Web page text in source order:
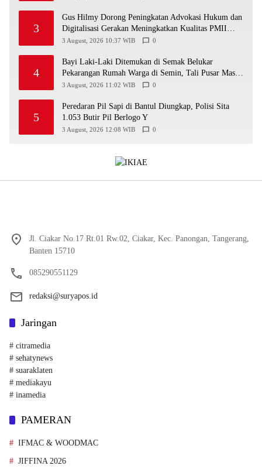
3
Gus Hilmy Dorong Peningkatan Advokasi Hukum dan
Digitalisasi Gerakan Meningkatkan Kualitas PMII
DIY
3 August, 2026 10:37 WIB 0
4
Bayi Laki-Laki Ditemukan di Semak Belukar
Pekarangan Rumah Warga di Semin, Tali Pusar Masih
Menempel
3 August, 2026 11:02 WIB 0
5
Peredaran Pil Sapi di Bantul Diungkap, Polisi Sita
1.053 Butir Pil Berlogo Y
3 August, 2026 12:08 WIB 0
Jl. Ciakar No.17 Rt.01 Rw.02, Ciakar, Kec. Panongan, Tangerang,
Banten 15710
085290551129
redaksi@suryapos.id
Jaringan
# citramedia
# sehatynews
# suaraklaten
# mediakayu
# inamedia
PAMERAN
IFMAC & WOODMAC
JIFFINA 2026